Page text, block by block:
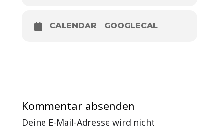
CALENDAR GOOGLECAL
Kommentar absenden
Deine E-Mail-Adresse wird nicht